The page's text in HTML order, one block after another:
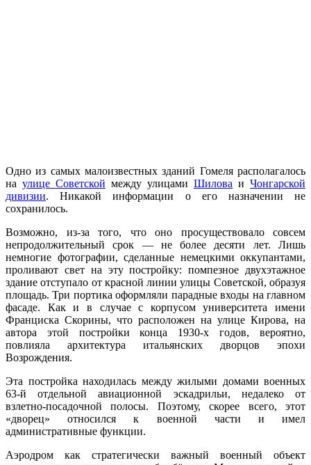
Одно из самых малоизвестных зданий Гомеля располагалось
на улице Советской между улицами Шилова и Чонгарской
дивизии. Никакой информации о его назначении не
сохранилось.
Возможно, из-за того, что оно просуществовало совсем
непродолжительный срок — не более десяти лет. Лишь
немногие фотографии, сделанные немецкими оккупантами,
проливают свет на эту постройку: помпезное двухэтажное
здание отступало от красной линии улицы Советской, образуя
площадь. Три портика оформляли парадные входы на главном
фасаде. Как и в случае с корпусом университета имени
Франциска Скорины, что расположен на улице Кирова, на
автора этой постройки конца 1930-х годов, вероятно,
повлияла архитектура итальянских дворцов эпохи
Возрождения.
Эта постройка находилась между жилыми домами военных
63-й отдельной авиационной эскадрильи, недалеко от
взлетно-посадочной полосы. Поэтому, скорее всего, этот
«дворец» относился к военной части и имел
административные функции.
Аэродром как стратегически важный военный объект